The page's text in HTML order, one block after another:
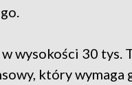
wysokości 30 tys.
który wymaga